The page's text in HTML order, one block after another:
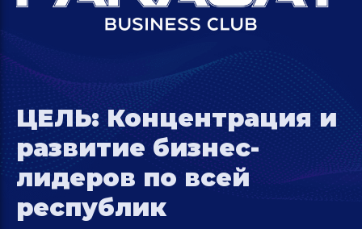
ЦЕЛЬ: Концентрация и
развитие бизнес-
лидеров по всей
республике